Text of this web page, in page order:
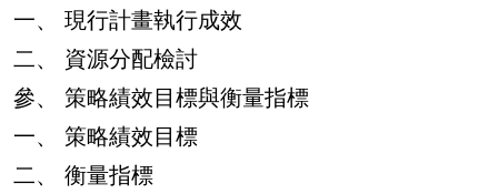
一、 現行計畫執行成效
二、 資源分配檢討
參、 策略績效目標與衡量指標
一、 策略績效目標
二、 衡量指標